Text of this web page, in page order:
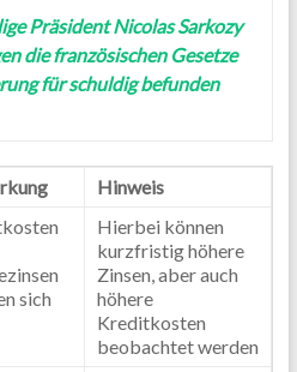
Präsident Nicolas Sarkozy
die französischen Gesetze
für schuldig befunden
Hinweis
sich
Hierbei können
kurzfristig höhere
Zinsen, aber auch
höhere
Kreditkosten
beobachtet werden